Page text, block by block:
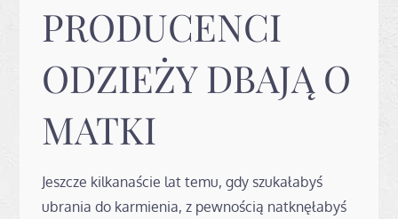
PRODUCENCI
ODZIEŻY DBAJĄ O
MATKI
Jeszcze kilkanaście lat temu, gdy szukałabyś
ubrania do karmienia, z pewnością natknęłabyś